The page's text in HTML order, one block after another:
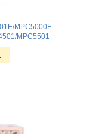
MPC5000E
MPC5501